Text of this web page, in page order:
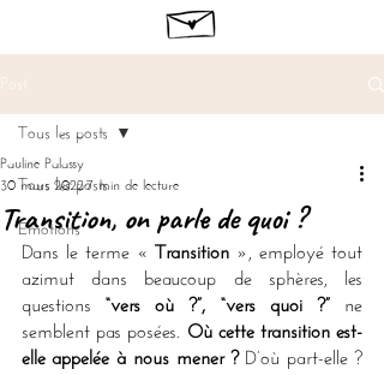
Tous les posts
Emotions
Tous les posts
Transition, on parle de quoi ?
Pauline Palassy
30 mars 20227 min de lecture
Dans le terme « Transition », employé tout
azimut dans beaucoup de sphères, les
questions “vers où ?”, “vers quoi ?” ne
semblent pas posées. Où cette transition est-
elle appelée à nous mener ? D’où part-elle ?